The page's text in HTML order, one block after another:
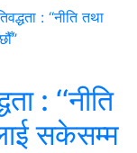
: ‘‘नीति
सकेसम्म